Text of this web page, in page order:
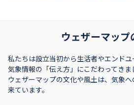
ウェザーマップ
私たちは設立当初から生活者やエンド
気象情報の「伝え方」にこだわってきま
ウェザーマップの文化や風土は、気象
来ています。